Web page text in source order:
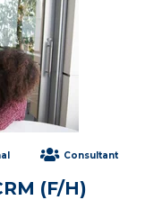
Consultant
(F/H)